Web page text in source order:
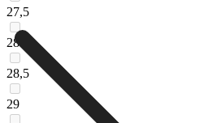
27,5
28
28,5
29